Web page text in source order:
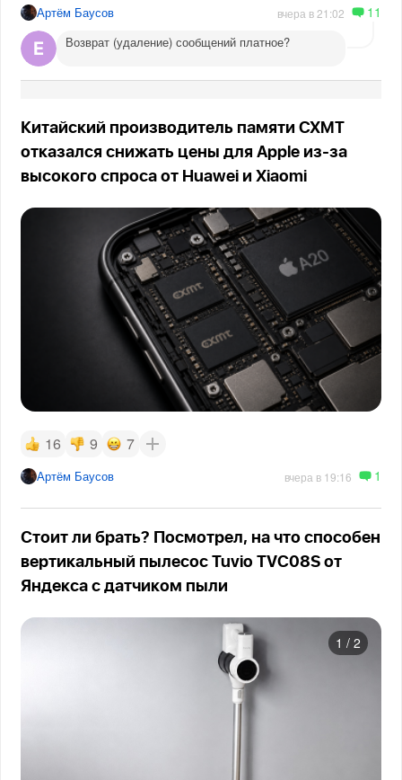
Артём Баусов вчера в 21:02 11
Возврат (удаление) сообщений платное?
Китайский производитель памяти CXMT
отказался снижать цены для Apple из-за
высокого спроса от Huawei и Xiaomi
16 9 7
Артём Баусов вчера в 19:16 1
Стоит ли брать? Посмотрел, на что способен
вертикальный пылесос Tuvio TVC08S от
Яндекса с датчиком пыли
1 / 2